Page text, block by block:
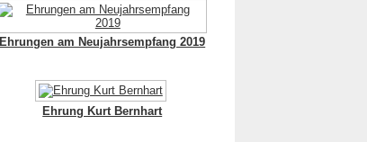
Ehrungen am Neujahrsempfang 2019
Ehrung Kurt Bernhart